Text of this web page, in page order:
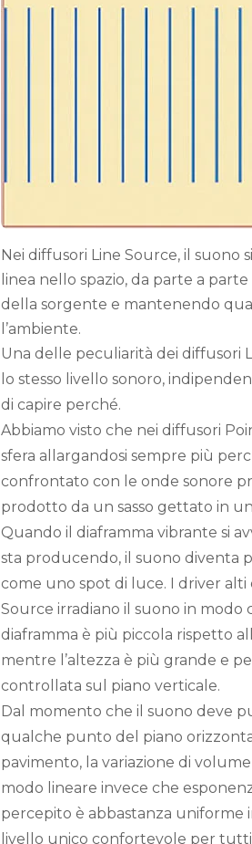
Nei diffusori Line Source, il suono
linea nello spazio, da parte a
della sorgente e mantenendo
l’ambiente.
Una delle peculiarità dei diffusori
lo stesso livello sonoro,
di capire perché.
Abbiamo visto che nei diffusori
sfera allargandosi sempre più
confrontato con le onde sonore
prodotto da un sasso gettato in
Quando il diaframma vibrante si
sta producendo, il suono diventa
come uno spot di luce. I driver
Source irradiano il suono in modo
diaframma è più piccola rispetto
mentre l’altezza è più grande e
controllata sul piano verticale.
Dal momento che il suono deve
qualche punto del piano
pavimento, la variazione di
modo lineare invece che
percepito è abbastanza uniforme
livello unico confortevole per